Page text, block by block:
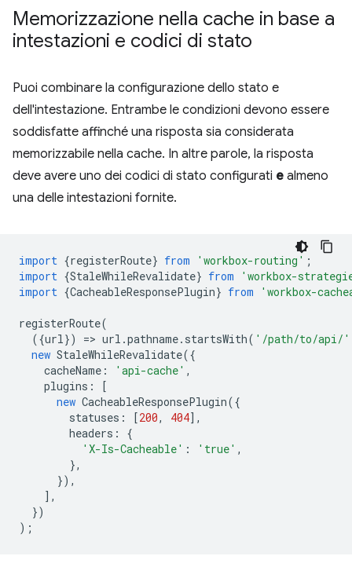
Memorizzazione nella cache in base a
intestazioni e codici di stato
Puoi combinare la configurazione dello stato e
dell'intestazione. Entrambe le condizioni devono essere
soddisfatte affinché una risposta sia considerata
memorizzabile nella cache. In altre parole, la risposta
deve avere uno dei codici di stato configurati e almeno
una delle intestazioni fornite.
import {registerRoute} from 'workbox-routing' ;
import {StaleWhileRevalidate} from
'workbox-
import {CacheableResponsePlugin} from 'workbox-
registerRoute(
({url}) => url .pathname. startsWith( '/path/to/api/'
new StaleWhileRevalidate({
cacheName : 'api-cache' ,
plugins :
[
new CacheableResponsePlugin({
statuses : [200, 404],
headers :
{
'X-Is-Cacheable' : 'true' ,
},
}),
],
})
);